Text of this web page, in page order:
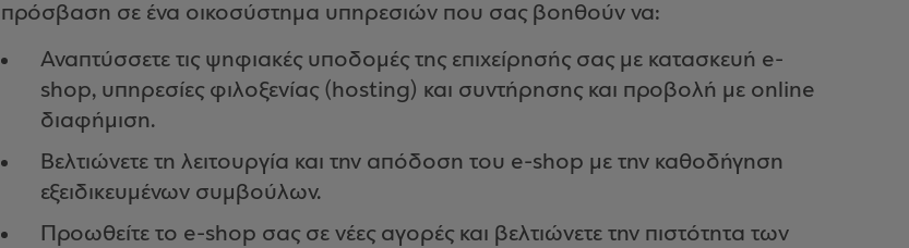
πρόσβαση σε ένα οικοσύστημα υπηρεσιών που σας βοηθούν να:
Αναπτύσσετε τις ψηφιακές υποδομές της επιχείρησής σας με κατασκευή e-
shop, υπηρεσίες φιλοξενίας (hosting) και συντήρησης και προβολή με online
διαφήμιση.
Βελτιώνετε τη λειτουργία και την απόδοση του e-shop με την καθοδήγηση
εξειδικευμένων συμβούλων.
Προωθείτε το e-shop σας σε νέες αγορές και βελτιώνετε την πιστότητα των